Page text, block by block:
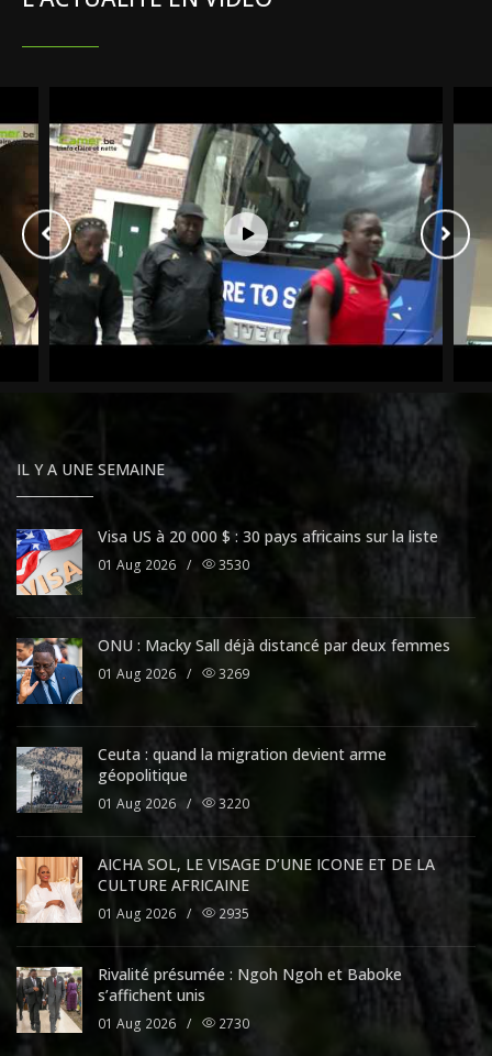
IL Y A UNE SEMAINE
Visa US à 20 000 $ : 30 pays africains sur la liste
01 Aug 2026 / 3530
ONU : Macky Sall déjà distancé par deux femmes
01 Aug 2026 / 3269
Ceuta : quand la migration devient arme
géopolitique
01 Aug 2026 / 3220
AICHA SOL, LE VISAGE D’UNE ICONE ET DE LA
CULTURE AFRICAINE
01 Aug 2026 / 2935
Rivalité présumée : Ngoh Ngoh et Baboke
s’affichent unis
01 Aug 2026 / 2730